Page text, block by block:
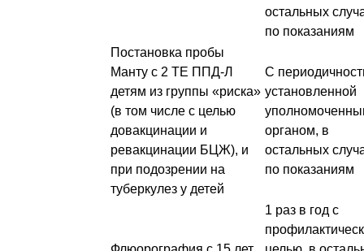
остальных
по показаниям
Постановка пробы
Манту с 2 ТЕ ППД-Л
детям из группы «риска»
(в том числе с целью
довакцинации и
ревакцинации БЦЖ), и
при подозрении на
туберкулез у детей
С
установленной
органом, в
остальных
по показаниям
1 раз в год с